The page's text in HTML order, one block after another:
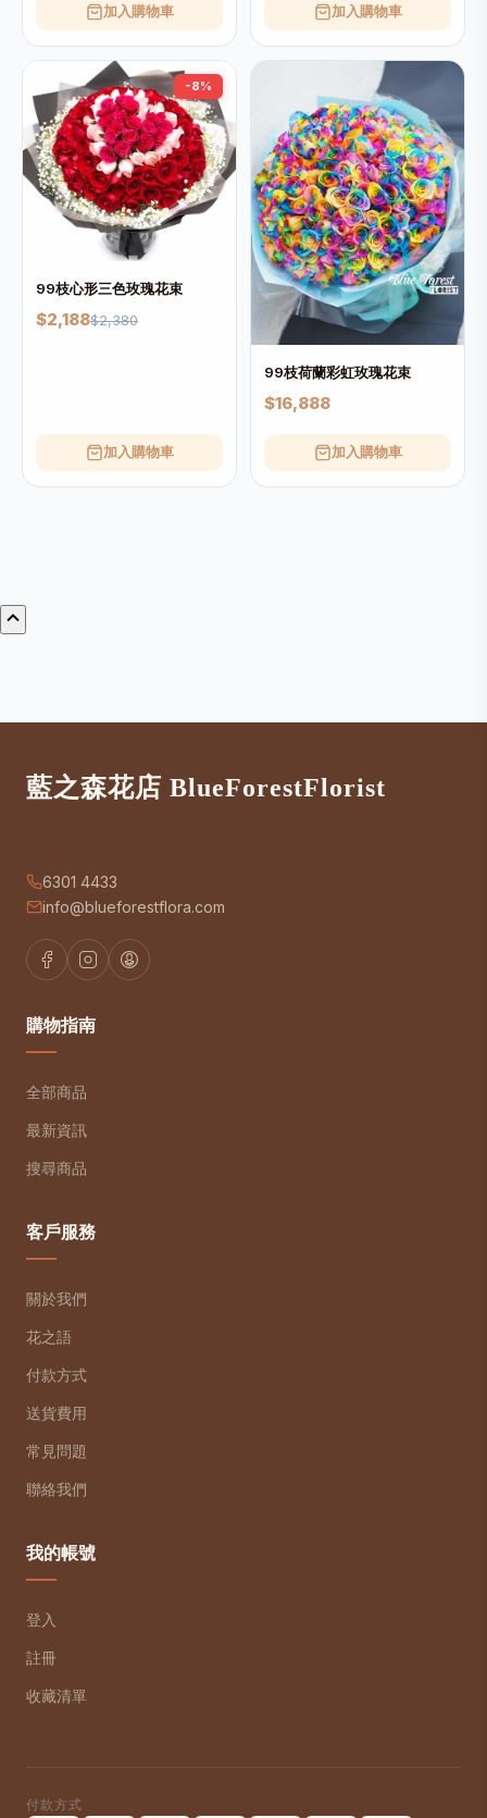
加入購物車 加入購物車
-8%
99枝心形三色玫瑰花束
$2,188$2,380
加入購物車
99枝荷蘭彩虹玫瑰花束
$16,888
加入購物車
藍之森花店 BlueForestFlorist
6301 4433
info@blueforestflora.com
購物指南
全部商品
最新資訊
搜尋商品
客戶服務
關於我們
花之語
付款方式
送貨費用
常見問題
聯絡我們
我的帳號
登入
註冊
收藏清單
付款方式